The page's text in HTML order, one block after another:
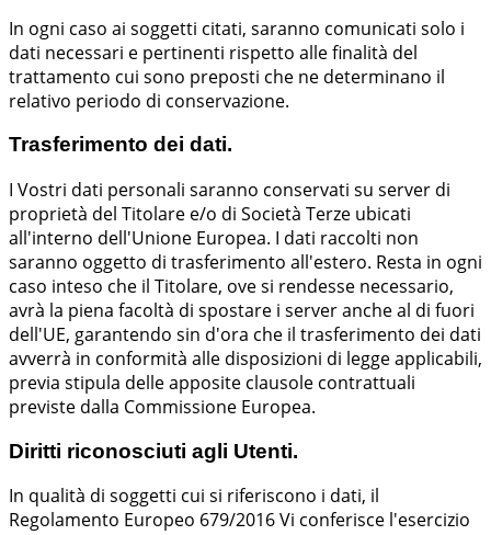
In ogni caso ai soggetti citati, saranno comunicati solo i
dati necessari e pertinenti rispetto alle finalità del
trattamento cui sono preposti che ne determinano il
relativo periodo di conservazione.
Trasferimento dei dati.
I Vostri dati personali saranno conservati su server di
proprietà del Titolare e/o di Società Terze ubicati
all'interno dell'Unione Europea. I dati raccolti non
saranno oggetto di trasferimento all'estero. Resta in ogni
caso inteso che il Titolare, ove si rendesse necessario,
avrà la piena facoltà di spostare i server anche al di fuori
dell'UE, garantendo sin d'ora che il trasferimento dei dati
avverrà in conformità alle disposizioni di legge applicabili,
previa stipula delle apposite clausole contrattuali
previste dalla Commissione Europea.
Diritti riconosciuti agli Utenti.
In qualità di soggetti cui si riferiscono i dati, il
Regolamento Europeo 679/2016 Vi conferisce l'esercizio